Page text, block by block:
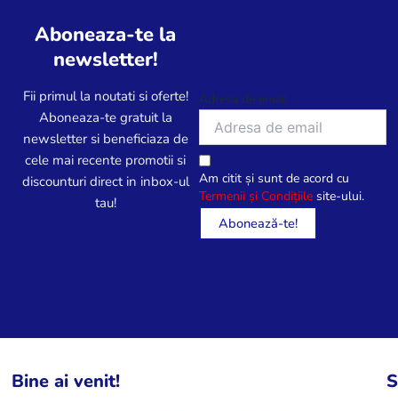
Aboneaza-te la
newsletter!
Fii primul la noutati si oferte!
Aboneaza-te gratuit la
newsletter si beneficiaza de
cele mai recente promotii si
discounturi direct in inbox-ul
tau!
Adresa de email
Am citit și sunt de acord cu
Termenii și Condițiile site-ului.
Bine ai venit!